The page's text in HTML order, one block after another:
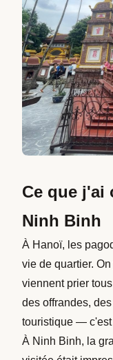
Ce que j'ai
Ninh Binh
À Hanoï, les
vie de quartier.
viennent prier
des offrandes,
touristique — c'est
À Ninh Binh, la